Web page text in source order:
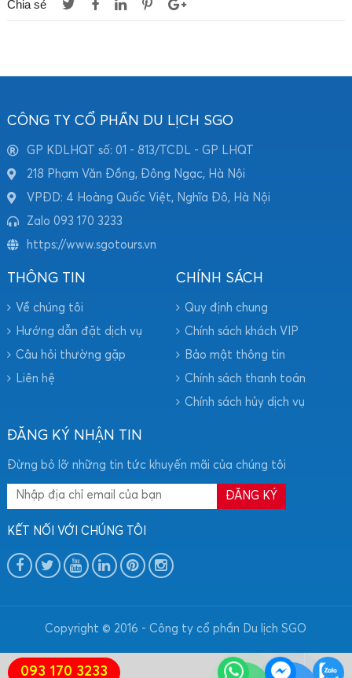
Chia sẻ
CÔNG TY CỔ PHẦN DU LỊCH SGO
GP KDLHQT số: 01 - 813/TCDL - GP LHQT
218 Phạm Văn Đồng, Đông Ngạc, Hà Nội
VPĐD: 4 Hoàng Quốc Việt, Nghĩa Đô, Hà Nội
Zalo 093 170 3233
https://www.sgotours.vn
THÔNG TIN
Về chúng tôi
Hướng dẫn đặt dịch vụ
Câu hỏi thường gặp
Liên hệ
CHÍNH SÁCH
Quy định chung
Chính sách khách VIP
Bảo mật thông tin
Chính sách thanh toán
Chính sách hủy dịch vụ
ĐĂNG KÝ NHẬN TIN
Đừng bỏ lỡ những tin tức khuyến mãi của chúng tôi
KẾT NỐI VỚI CHÚNG TÔI
Copyright © 2016 - Công ty cổ phần Du lịch SGO
093 170 3233